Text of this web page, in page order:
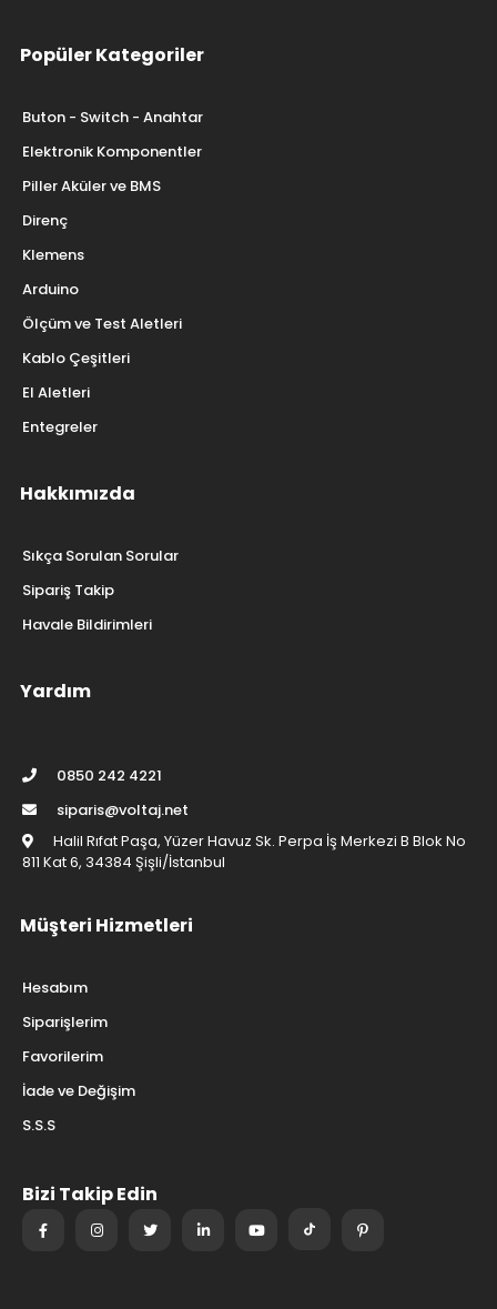
Popüler Kategoriler
Buton - Switch - Anahtar
Elektronik Komponentler
Piller Aküler ve BMS
Direnç
Klemens
Arduino
Ölçüm ve Test Aletleri
Kablo Çeşitleri
El Aletleri
Entegreler
Hakkımızda
Sıkça Sorulan Sorular
Sipariş Takip
Havale Bildirimleri
Yardım
0850 242 4221
siparis@voltaj.net
Halil Rıfat Paşa, Yüzer Havuz Sk. Perpa İş Merkezi B Blok No
811 Kat 6, 34384 Şişli/İstanbul
Müşteri Hizmetleri
Hesabım
Siparişlerim
Favorilerim
İade ve Değişim
S.S.S
Bizi Takip Edin